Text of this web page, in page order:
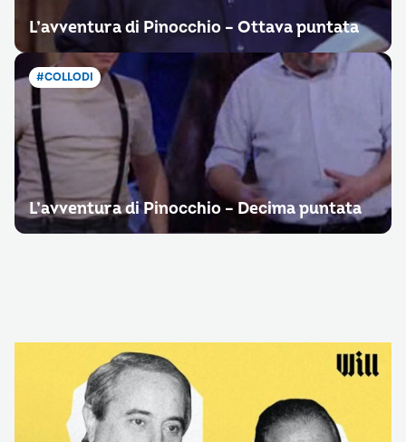
L’avventura di Pinocchio – Ottava puntata
#COLLODI
L’avventura di Pinocchio – Decima puntata